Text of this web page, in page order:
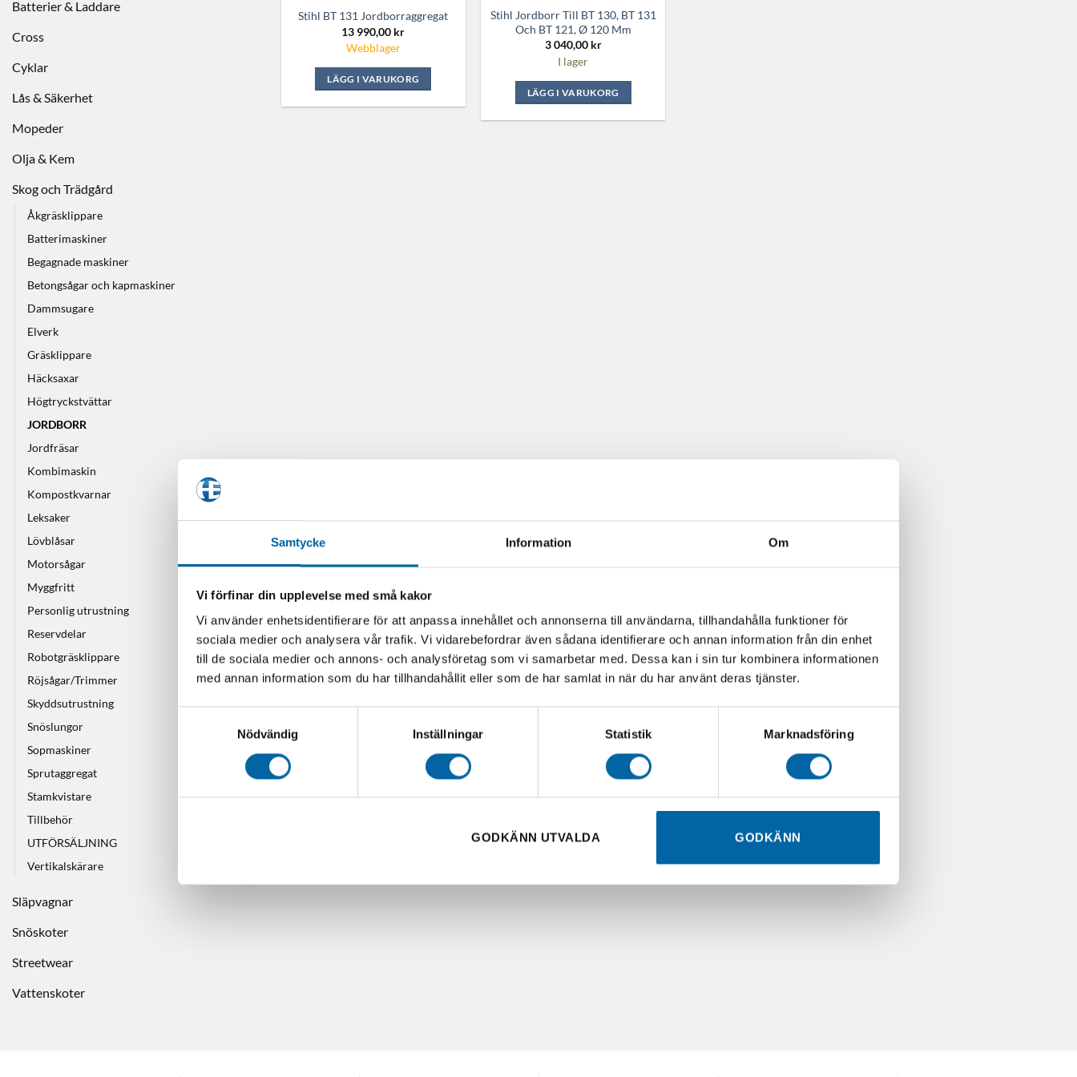
Samtycke Information Om
Vi förfinar din upplevelse med små kakor
Vi använder enhetsidentifierare för att anpassa innehållet och annonserna till användarna, tillhandahålla funktioner för
sociala medier och analysera vår trafik. Vi vidarebefordrar även sådana identifierare och annan information från din enhet
till de sociala medier och annons- och analysföretag som vi samarbetar med. Dessa kan i sin tur kombinera informationen
med annan information som du har tillhandahållit eller som de har samlat in när du har använt deras tjänster.
Nödvändig
Inställningar Statistik Marknadsföring
GODKÄNN UTVALDA GODKÄNN
Batterier & Laddare
Cross
Cyklar
Lås & Säkerhet
Mopeder
Olja & Kem
Skog och Trädgård
Åkgräsklippare
Batterimaskiner
Begagnade maskiner
Betongsågar och kapmaskiner
Dammsugare
Elverk
Gräsklippare
Häcksaxar
Högtryckstvättar
JORDBORR
Jordfräsar
Kombimaskin
Kompostkvarnar
Leksaker
Lövblåsar
Motorsågar
Myggfritt
Personlig utrustning
Reservdelar
Robotgräsklippare
Röjsågar/Trimmer
Skyddsutrustning
Snöslungor
Sopmaskiner
Sprutaggregat
Stamkvistare
Tillbehör
UTFÖRSÄLJNING
Vertikalskärare
Släpvagnar
Snöskoter
Streetwear
Vattenskoter
Stihl BT 131 Jordborraggregat
13 990,00 kr
Webblager
LÄGG I VARUKORG
Stihl Jordborr Till BT 130, BT 131
Och BT 121, Ø 120 Mm
3 040,00 kr
I lager
LÄGG I VARUKORG